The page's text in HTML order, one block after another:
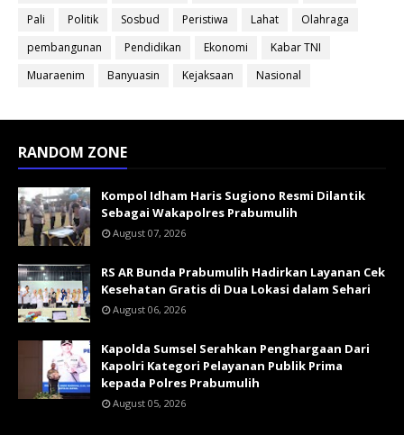
Pali
Politik Sosbud Peristiwa Lahat
Olahraga
pembangunan
Pendidikan Ekonomi
Kabar TNI
Muaraenim
Banyuasin Kejaksaan Nasional
RANDOM ZONE
Kompol Idham Haris Sugiono Resmi Dilantik
Sebagai Wakapolres Prabumulih
August 07, 2026
RS AR Bunda Prabumulih Hadirkan Layanan Cek
Kesehatan Gratis di Dua Lokasi dalam Sehari
August 06, 2026
Kapolda Sumsel Serahkan Penghargaan Dari
Kapolri Kategori Pelayanan Publik Prima
kepada Polres Prabumulih
August 05, 2026